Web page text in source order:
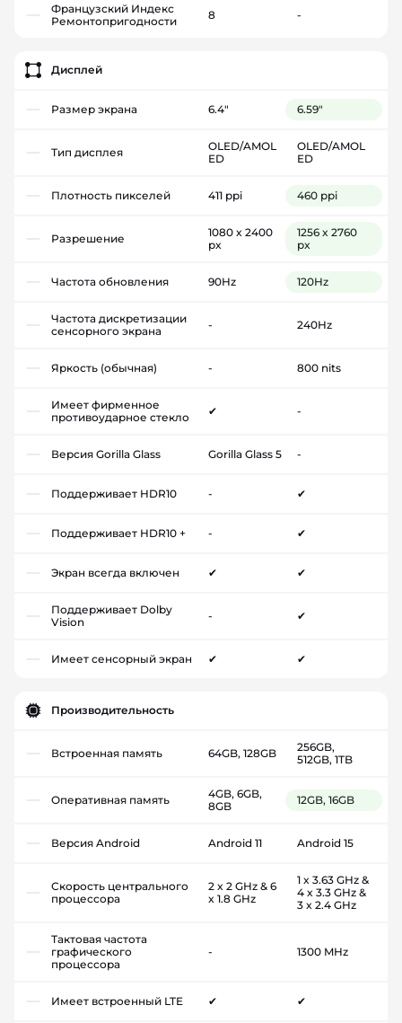
Французский Индекс
Ремонтопригодности
8 -
Дисплей
Размер экрана 6.4" 6.59"
Тип дисплея
OLED/AMOL
ED
OLED/AMOL
ED
Плотность пикселей 411 ppi 460 ppi
Разрешение
1080 x 2400
px
1256 x 2760
px
Частота обновления 90Hz 120Hz
Частота дискретизации
сенсорного экрана
- 240Hz
Яркость (обычная) - 800 nits
Имеет фирменное
противоударное стекло
✔ -
Версия Gorilla Glass Gorilla Glass 5 -
Поддерживает HDR10 - ✔
Поддерживает HDR10 + - ✔
Экран всегда включен ✔ ✔
Поддерживает Dolby
Vision
- ✔
Имеет сенсорный экран ✔ ✔
Производительность
Встроенная память 64GB, 128GB
256GB,
512GB, 1TB
Оперативная память
4GB, 6GB,
8GB
12GB, 16GB
Версия Android Android 11 Android 15
Скорость центрального
процессора
2 x 2 GHz & 6
x 1.8 GHz
1 x 3.63 GHz &
4 x 3.3 GHz &
3 x 2.4 GHz
Тактовая частота
графического
процессора
- 1300 MHz
Имеет встроенный LTE ✔ ✔